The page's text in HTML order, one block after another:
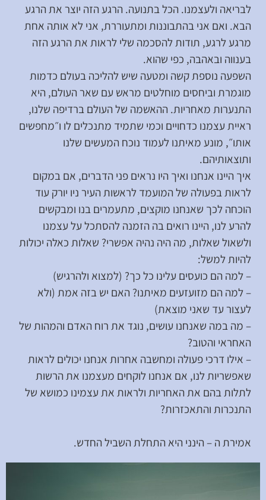
לבריאה ולעצמנו. הכל בתנועה. הרגע הזה יוצר את הרגע
הבא. ואם אני בהתבוננות ומתעוררת, אני לא אותה אחת
מרגע לרגע, תודות להסכמה שלי לראות את הרגע הזה
בענווה ובאהבה, כפי שהוא.
השפעה נוספת קשה ומטעה שיש להליכה בעולם כדמות
מוגמרת וביחסים מוחלטים מראש עם שאר העולם, היא
התנערות מאחריות. ההאשמה של העולם ברדיפה שלנו,
ראיית עצמנו כדחויים וכמי שתמיד מתנכלים לו ו״מחפשים
אותו״, מונע מאיתנו לעמוד נוכח המעשים שלנו
ותוצאותיהם.
איך היינו אנחנו ואיך היו נראים פני הדברים, אם במקום
לראות בפעולה של המועמד לראשות העיר ניו יורק עוד
הוכחה לכך שאנחנו מוקצים, מתעמרים בנו ומבקשים
להרע לנו, היינו רואים בה הזמנה להסתכל על עצמנו
ולשאול שאלות, מה היה נהיה אפשרי? שאלות כאלה יכולות
להיות למשל:
– למה הם כועסים עלינו כל כך? (למצוא ולהרגיש)
– למה הם מזועזעים מאיתנו? האם יש בזה אמת (ולא
לעצור עד שאני מוצאת)
– מה במה שאנחנו עושים, נוגד את רוח האדם והמהות של
האחראי והטוב?
– אילו דרכי פעולה ומחשבה אחרות אנחנו יכולים לראות
שאפשריות לנו, אם אנחנו לוקחים מעצמנו את הרשות
לתלות בהם את האחריות ולראות את עצמינו כמושא של
התנכרות והתאכזרות?
אמירת ה – הינני היא התחלת השביל החדש.